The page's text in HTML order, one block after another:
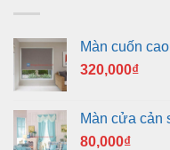
Màn cuốn
320,000₫
Màn cửa cản
80,000₫